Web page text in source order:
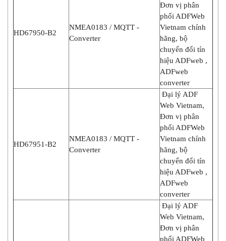
HD67950-B2
NMEA0183 / MQTT -
Converter
Đơn vị phân
phối ADFWeb
Vietnam chính
hãng, bộ
chuyển đổi tín
hiệu ADFweb ,
ADFweb
converter
HD67951-B2
NMEA0183 / MQTT -
Converter
Đại lý ADF
Web Vietnam,
Đơn vị phân
phối ADFWeb
Vietnam chính
hãng, bộ
chuyển đổi tín
hiệu ADFweb ,
ADFweb
converter
Đại lý ADF
Web Vietnam,
Đơn vị phân
phối ADFWeb